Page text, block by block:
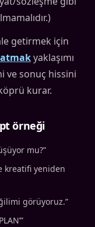
getirmek için
yaklaşımı
ve sonuç hissini
kurar.
örneği
mu?”
kreatifi yeniden
görüyoruz.”